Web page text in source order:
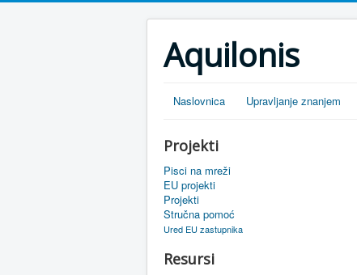
Aquilonis
Naslovnica Upravljanje znanjem
Projekti
Pisci na mreži
EU projekti
Projekti
Stručna pomoć
Ured EU zastupnika
Resursi